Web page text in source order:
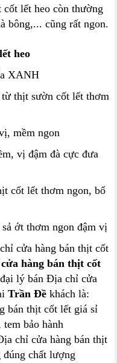
lết heo còn thường
bông,... cũng rất ngon.
heo
XANH
thịt sườn cốt lết thơm
mềm ngon
vị đậm đà cực đưa
cốt lết thơm ngon, bổ
ớt thơm ngon đậm vị
cửa hàng bán thịt cốt
hàng bán thịt cốt
lý bán Địa chỉ cửa
Trần Đề khách là:
bán thịt cốt lết giá sỉ
bảo hành
chỉ cửa hàng bán thịt
chất lượng